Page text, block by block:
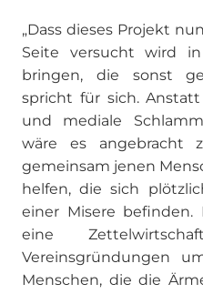
„Dass dieses Projekt
Seite versucht wird
bringen, die sonst
spricht für sich.
und mediale
wäre es angebracht
gemeinsam jenen
helfen, die sich
einer Misere
eine
Vereinsgründungen
Menschen, die die